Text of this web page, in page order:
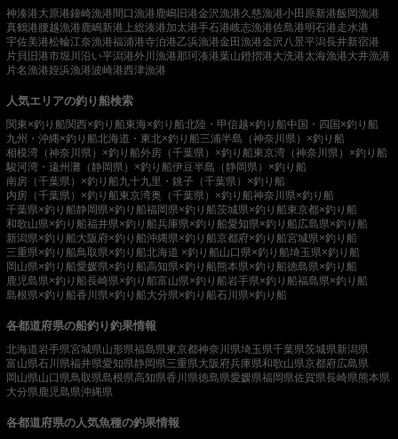
神湊港大原港鐘崎漁港 間口漁港鹿嶋旧港金沢漁港久慈漁港小田原新港飯岡漁港
真鶴港 腰越漁港鹿嶋新港 上総湊港加太港手石港岐志漁港佐島港明石港走水港
宇佐美港松輪江奈漁港福浦港寺泊港乙浜漁港金田漁港金沢八景平潟長井新宿港
片貝旧港市堀川沿い平潟港外川漁港那珂湊港葉山鐙摺港大洗港太海漁港大井漁港
片名漁港姪浜漁港波崎港西津漁港
人気エリアの釣り船検索
関東×釣り船関西×釣り船東海×釣り船北陸・甲信越×釣り船中国・四国×釣り船
九州・沖縄×釣り船北海道・東北×釣り船三浦半島（神奈川県）×釣り船
相模湾（神奈川県）×釣り船外房（千葉県）×釣り船東京湾（神奈川県）×釣り船
駿河湾・遠州灘（静岡県）×釣り船伊豆半島（静岡県）×釣り船
南房（千葉県）×釣り船九十九里・銚子（千葉県）×釣り船
内房（千葉県）×釣り船東京湾奥（千葉県）×釣り船神奈川県×釣り船
千葉県×釣り船静岡県×釣り船福岡県×釣り船茨城県×釣り船東京都×釣り船
和歌山県×釣り船福井県×釣り船兵庫県×釣り船愛知県×釣り船広島県×釣り船
新潟県×釣り船大阪府×釣り船沖縄県×釣り船京都府×釣り船宮城県×釣り船
三重県×釣り船鳥取県×釣り船北海道 ×釣り船山口県×釣り船埼玉県×釣り船
岡山県×釣り船愛媛県×釣り船高知県×釣り船熊本県×釣り船徳島県×釣り船
鹿児島県×釣り船長崎県×釣り船富山県×釣り船岩手県×釣り船福島県×釣り船
島根県×釣り船香川県×釣り船大分県×釣り船石川県×釣り船
各都道府県の船釣り釣果情報
北海道岩手県宮城県山形県福島県東京都神奈川県埼玉県千葉県茨城県新潟県
富山県石川県福井県愛知県静岡県三重県大阪府兵庫県和歌山県京都府広島県
岡山県山口県鳥取県島根県高知県香川県徳島県愛媛県福岡県佐賀県長崎県熊本県
大分県鹿児島県沖縄県
各都道府県の人気魚種の釣果情報